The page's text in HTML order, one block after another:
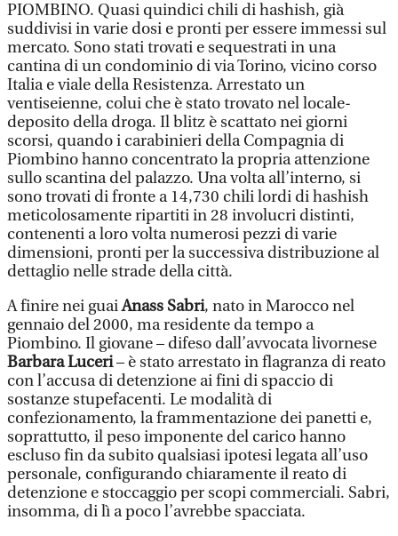
PIOMBINO. Quasi quindici chili di hashish, già
suddivisi in varie dosi e pronti per essere immessi sul
mercato. Sono stati trovati e sequestrati in una
cantina di un condominio di via Torino, vicino corso
Italia e viale della Resistenza. Arrestato un
ventiseienne, colui che è stato trovato nel locale-
deposito della droga. Il blitz è scattato nei giorni
scorsi, quando i carabinieri della Compagnia di
Piombino hanno concentrato la propria attenzione
sullo scantina del palazzo. Una volta all’interno, si
sono trovati di fronte a 14,730 chili lordi di hashish
meticolosamente ripartiti in 28 involucri distinti,
contenenti a loro volta numerosi pezzi di varie
dimensioni, pronti per la successiva distribuzione al
dettaglio nelle strade della città.
A finire nei guaiAnass Sabri, nato in Marocco nel
gennaio del 2000, ma residente da tempo a
Piombino. Il giovane – difeso dall’avvocata livornese
Barbara Luceri– è stato arrestato in flagranza di reato
con l’accusa di detenzione ai fini di spaccio di
sostanze stupefacenti. Le modalità di
confezionamento, la frammentazione dei panetti e,
soprattutto, il peso imponente del carico hanno
escluso fin da subito qualsiasi ipotesi legata all’uso
personale, configurando chiaramente il reato di
detenzione e stoccaggio per scopi commerciali. Sabri,
insomma, di lì a poco l’avrebbe spacciata.